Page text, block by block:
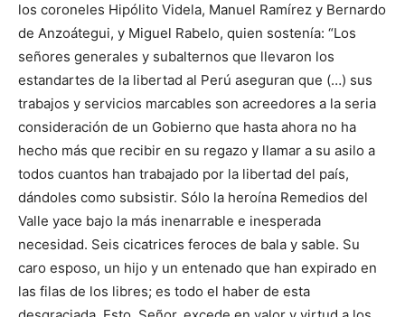
los coroneles Hipólito Videla, Manuel Ramírez y Bernardo
de Anzoátegui, y Miguel Rabelo, quien sostenía: “Los
señores generales y subalternos que llevaron los
estandartes de la libertad al Perú aseguran que (…) sus
trabajos y servicios marcables son acreedores a la seria
consideración de un Gobierno que hasta ahora no ha
hecho más que recibir en su regazo y llamar a su asilo a
todos cuantos han trabajado por la libertad del país,
dándoles como subsistir. Sólo la heroína Remedios del
Valle yace bajo la más inenarrable e inesperada
necesidad. Seis cicatrices feroces de bala y sable. Su
caro esposo, un hijo y un entenado que han expirado en
las filas de los libres; es todo el haber de esta